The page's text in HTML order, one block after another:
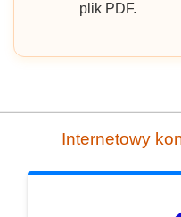
plik PDF.
Internetowy